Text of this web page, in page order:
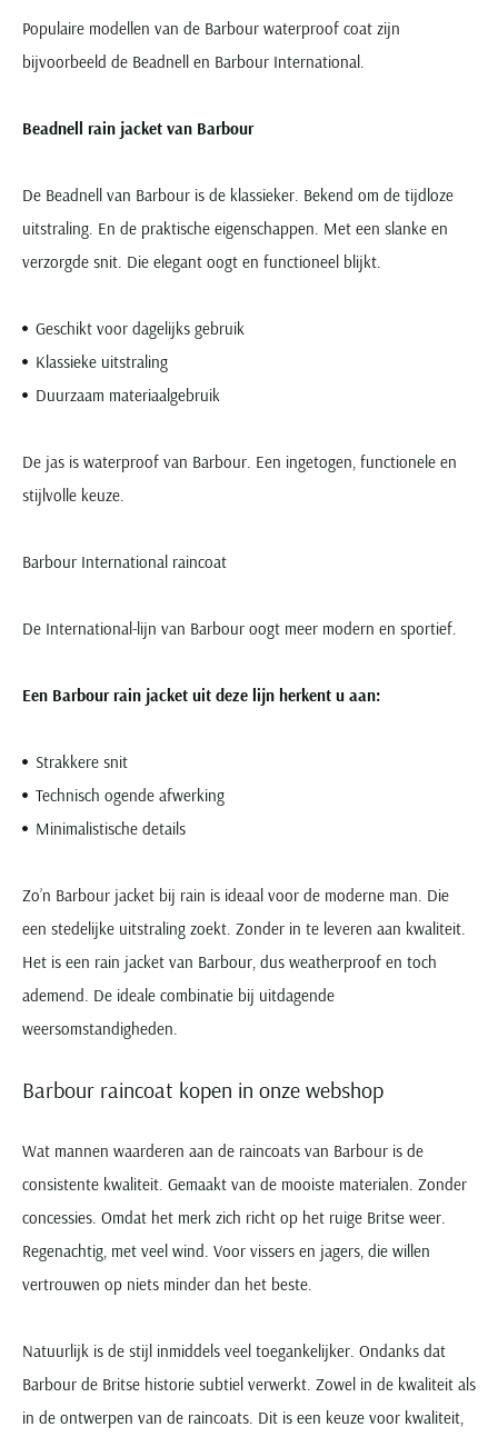
Populaire modellen van de Barbour waterproof coat zijn
bijvoorbeeld de Beadnell en Barbour International.
Beadnell rain jacket van Barbour
De Beadnell van Barbour is de klassieker. Bekend om de tijdloze
uitstraling. En de praktische eigenschappen. Met een slanke en
verzorgde snit. Die elegant oogt en functioneel blijkt.
Geschikt voor dagelijks gebruik
Klassieke uitstraling
Duurzaam materiaalgebruik
De jas is waterproof van Barbour. Een ingetogen, functionele en
stijlvolle keuze.
Barbour International raincoat
De International-lijn van Barbour oogt meer modern en sportief.
Een Barbour rain jacket uit deze lijn herkent u aan:
Strakkere snit
Technisch ogende afwerking
Minimalistische details
Zo’n Barbour jacket bij rain is ideaal voor de moderne man. Die
een stedelijke uitstraling zoekt. Zonder in te leveren aan kwaliteit.
Het is een rain jacket van Barbour, dus weatherproof en toch
ademend. De ideale combinatie bij uitdagende
weersomstandigheden.
Barbour raincoat kopen in onze webshop
Wat mannen waarderen aan de raincoats van Barbour is de
consistente kwaliteit. Gemaakt van de mooiste materialen. Zonder
concessies. Omdat het merk zich richt op het ruige Britse weer.
Regenachtig, met veel wind. Voor vissers en jagers, die willen
vertrouwen op niets minder dan het beste.
Natuurlijk is de stijl inmiddels veel toegankelijker. Ondanks dat
Barbour de Britse historie subtiel verwerkt. Zowel in de kwaliteit als
in de ontwerpen van de raincoats. Dit is een keuze voor kwaliteit,